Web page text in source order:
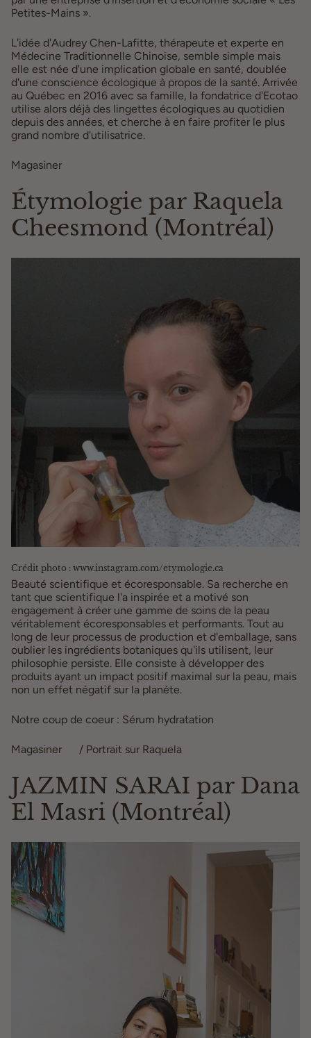
Petites-Mains ».
L'idée d'Audrey Chen-Lafitte, thérapeute et experte en
Médecine Traditionnelle Chinoise, semble simple mais
elle est née d'une implication globale en santé, doublée
d'une conscience écologique à propos de la santé. Arrivée
au Québec en 2016 avec sa famille, la fondatrice d'Ecotao
utilise alors déjà des lingettes écologiques au quotidien
depuis des années, et cherche à en faire profiter le plus
grand nombre d'utilisatrice.
Magasiner
Étymologie par Raquela
Cheesmond (Montréal)
Crédit photo : www.instagram.com/etymologie.ca
Beauté scientifique et écoresponsable. Sa recherche en
tant que scientifique l'a inspirée et a motivé son
engagement à créer une gamme de soins de la peau
véritablement écoresponsables et performants. Tout au
long de leur processus de production et d'emballage, sans
oublier les ingrédients botaniques qu'ils utilisent, leur
philosophie persiste. Elle consiste à développer des
produits ayant un impact positif maximal sur la peau, mais
non un effet négatif sur la planète.
Notre coup de coeur : Sérum hydratation
Magasiner / Portrait sur Raquela
JAZMIN SARAI par Dana
El Masri (Montréal)